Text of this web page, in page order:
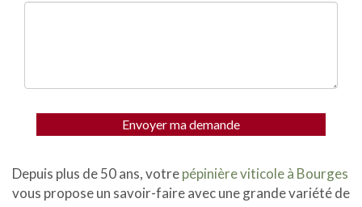
Envoyer ma demande
Depuis plus de 50 ans, votrepépinière viticole à Bourges
vous propose un savoir-faire avec une grande variété de